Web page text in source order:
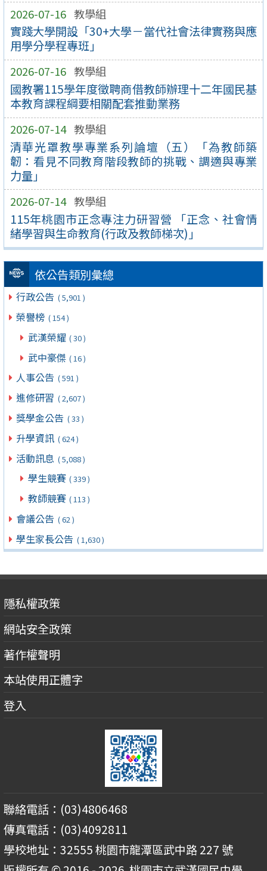
2026-07-16 教學組
實踐大學開設「30+大學－當代社會法律實務與應
用學分學程專班」
2026-07-16 教學組
國教署115學年度徵聘商借教師辦理十二年國民基
本教育課程綱要相關配套推動業務
2026-07-14 教學組
清華光罩教學專業系列論壇（五）「為教師築
韌：看見不同教育階段教師的挑戰、調適與專業
力量」
2026-07-14 教學組
115年桃園市正念專注力研習營 「正念、社會情
緒學習與生命教育(行政及教師梯次)」
依公告類別彙總
行政公告 ( 5,901 )
榮譽榜 ( 154 )
武漢榮耀 ( 30 )
武中豪傑 ( 16 )
人事公告 ( 591 )
進修研習 ( 2,607 )
獎學金公告 ( 33 )
升學資訊 ( 624 )
活動訊息 ( 5,088 )
學生競賽 ( 339 )
教師競賽 ( 113 )
會議公告 ( 62 )
學生家長公告 ( 1,630 )
隱私權政策
網站安全政策
著作權聲明
本站使用正體字
登入
聯絡電話：(03)4806468
傳真電話：(03)4092811
學校地址：32555 桃園市龍潭區武中路 227 號